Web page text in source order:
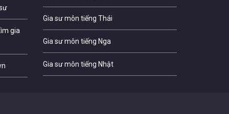
gia
Gia sư môn tiếng Thái
Gia sư môn tiếng Nga
Gia sư môn tiếng Nhật